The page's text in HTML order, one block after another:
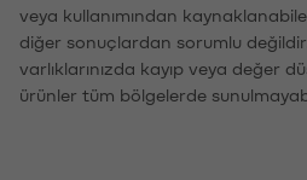
veya kullanımından
diğer sonuçlardan sorumlu değildir.
varlıklarınızda kayıp veya değer
ürünler tüm bölgelerde